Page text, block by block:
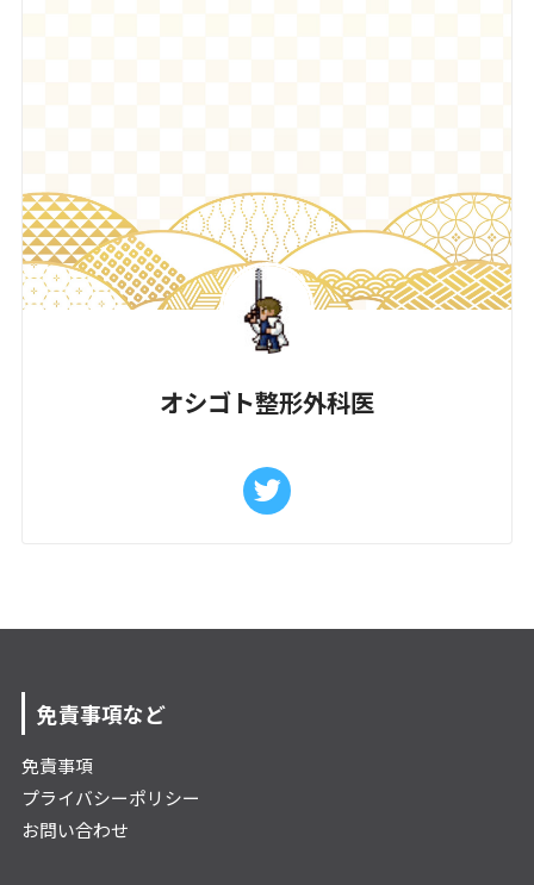
オシゴト整形外科医
免責事項など
免責事項
プライバシーポリシー
お問い合わせ